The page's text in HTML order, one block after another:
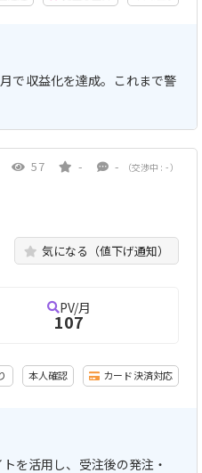
で収益化を達成。これまで警
57 - - （交渉中 : - ）
気になる（値下げ通知）
PV/月
107
本人確認 カード決済対応
を活用し、受注後の発注・